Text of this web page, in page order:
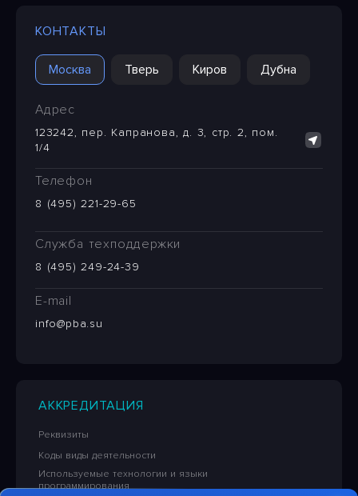
КОНТАКТЫ
Москва Тверь Киров Дубна
Адрес
123242, пер. Капранова, д. 3, стр. 2, пом.
1/4
Телефон
8 (495) 221-29-65
Служба техподдержки
8 (495) 249-24-39
E-mail
info@pba.su
АККРЕДИТАЦИЯ
Реквизиты
Коды виды деятельности
Используемые технологии и языки
программирования